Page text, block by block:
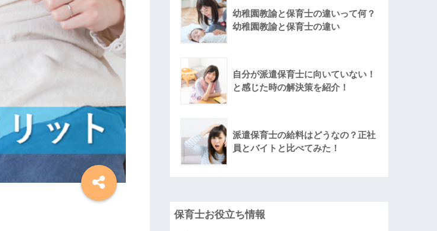
幼稚園教諭と保育士の違いって何？
幼稚園教諭と保育士の違い
自分が派遣保育士に向いていない！
と感じた時の解決策を紹介！
派遣保育士の給料はどうなの？正社
員とバイトと比べてみた！
保育士お役立ち情報